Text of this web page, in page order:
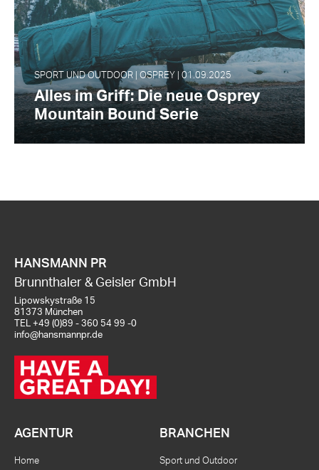
SPORT UND OUTDOOR | OSPREY | 01.09.2025
Alles im Griff: Die neue Osprey
Mountain Bound Serie
HANSMANN PR
Brunnthaler & Geisler GmbH
Lipowskystraße 15
81373 München
TEL +49 (0)89 - 360 54 99 -0
info@hansmannpr.de
AGENTUR
Home
BRANCHEN
Sport und Outdoor